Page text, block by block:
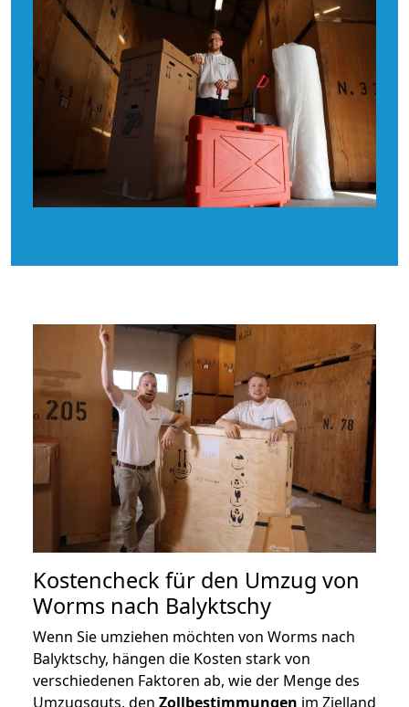
Kostencheck für den Umzug von
Worms nach Balyktschy
Wenn Sie umziehen möchten von Worms nach
Balyktschy, hängen die Kosten stark von
verschiedenen Faktoren ab, wie der Menge des
Umzugsguts, den Zollbestimmungen im Zielland